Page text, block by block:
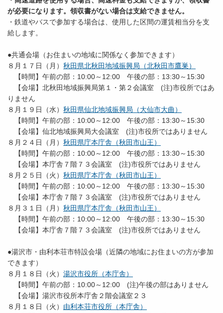
が必要になります。領収書がない場合は支給できません。
・鉄道やバスで参加する場合は、使用した区間の運賃相当分を支
給します。
●共通会場（お住まいの地域に関係なく参加できます）
８月１７日（月） 秋田県北秋田地域振興局（北秋田市鷹巣）
【時間】午前の部：10:00～12:00 午後の部：13:30～15:30
【会場】北秋田地域振興局第１・第２会議室 (注)市役所ではあ
りません
８月１９日（水） 秋田県仙北地域振興局（大仙市大曲）
【時間】午前の部：10:00～12:00 午後の部：13:30～15:30
【会場】仙北地域振興局大会議室 (注)市役所ではありません
８月２４日（月） 秋田県庁本庁舎（秋田市山王）
【時間】午前の部：10:00～12:00 午後の部：13:30～15:30
【会場】本庁舎７階７３会議室 (注)市役所ではありません
８月２５日（火） 秋田県庁本庁舎（秋田市山王）
【時間】午前の部：10:00～12:00 午後の部：13:30～15:30
【会場】本庁舎７階７３会議室 (注)市役所ではありません
８月３１日（月） 秋田県庁本庁舎（秋田市山王）
【時間】午前の部：10:00～12:00 午後の部：13:30～15:30
【会場】本庁舎７階７３会議室 (注)市役所ではありません
●湯沢市・由利本荘市特設会場（近隣の地域にお住まいの方が参加
できます）
８月１８日（火） 湯沢市役所（本庁舎）
【時間】午前の部：10:00～12:00 (注)午後の部はありません
【会場】湯沢市役所本庁舎２階会議室２３
８月１８日（火） 由利本荘市役所（本庁舎）